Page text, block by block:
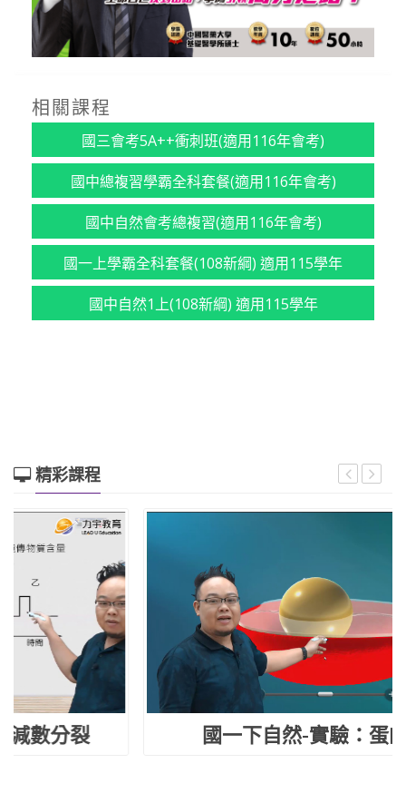
相關課程
國三會考5A++衝刺班(適用116年會考)
國中總複習學霸全科套餐(適用116年會考)
國中自然會考總複習(適用116年會考)
國一上學霸全科套餐(108新綱) 適用115學年
國中自然1上(108新綱) 適用115學年
精彩課程
國一下自然-實驗：蛋的構造